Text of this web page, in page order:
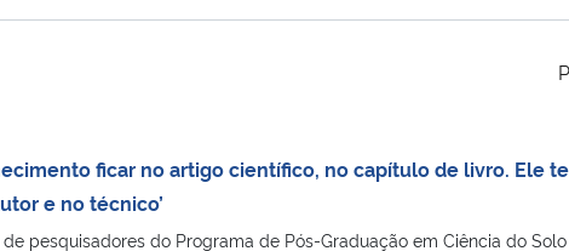
ficar no artigo científico, no capítulo de livro. Ele
e no técnico’
pesquisadores do Programa de Pós-Graduação em Ciência do Solo